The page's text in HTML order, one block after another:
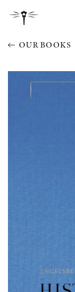
OUR BOOKS